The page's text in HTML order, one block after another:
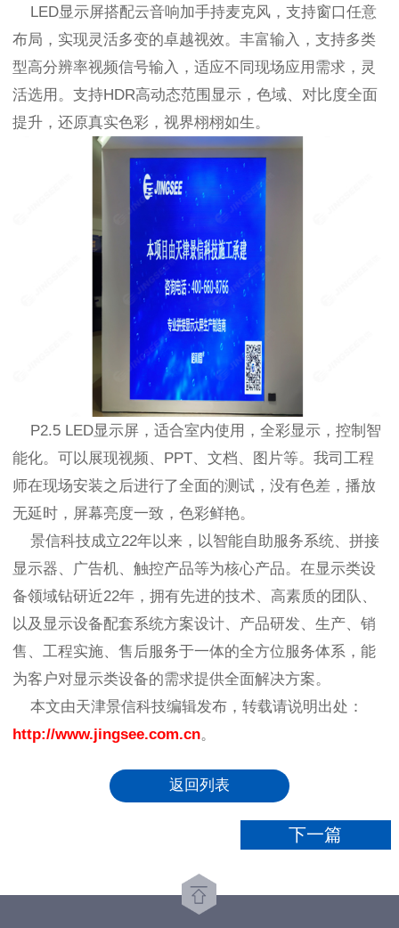
LED显示屏搭配云音响加手持麦克风，支持窗口任意
布局，实现灵活多变的卓越视效。丰富输入，支持多类
型高分辨率视频信号输入，适应不同现场应用需求，灵
活选用。支持HDR高动态范围显示，色域、对比度全面
提升，还原真实色彩，视界栩栩如生。
P2.5 LED显示屏，适合室内使用，全彩显示，控制智
能化。可以展现视频、PPT、文档、图片等。我司工程
师在现场安装之后进行了全面的测试，没有色差，播放
无延时，屏幕亮度一致，色彩鲜艳。
景信科技成立22年以来，以智能自助服务系统、拼接
显示器、广告机、触控产品等为核心产品。在显示类设
备领域钻研近22年，拥有先进的技术、高素质的团队、
以及显示设备配套系统方案设计、产品研发、生产、销
售、工程实施、售后服务于一体的全方位服务体系，能
为客户对显示类设备的需求提供全面解决方案。
本文由天津景信科技编辑发布，转载请说明出处：
http://www.jingsee.com.cn。
返回列表
下一篇